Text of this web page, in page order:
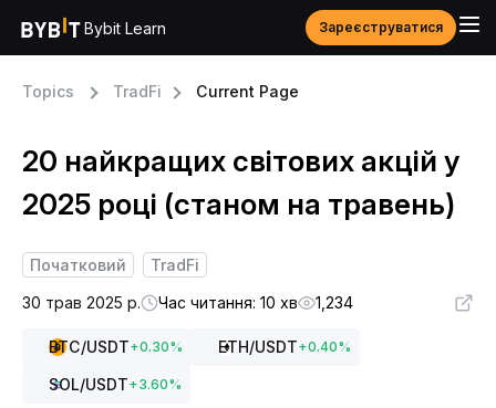
Bybit Learn Зареєструватися
Topics TradFi Current Page
20 найкращих світових акцій у
2025 році (станом на травень)
Початковий
TradFi
30 трав 2025 р.
Час читання: 10 хв 1,234
BTC/USDT+0.30% ETH/USDT+0.40%
SOL/USDT+3.60%